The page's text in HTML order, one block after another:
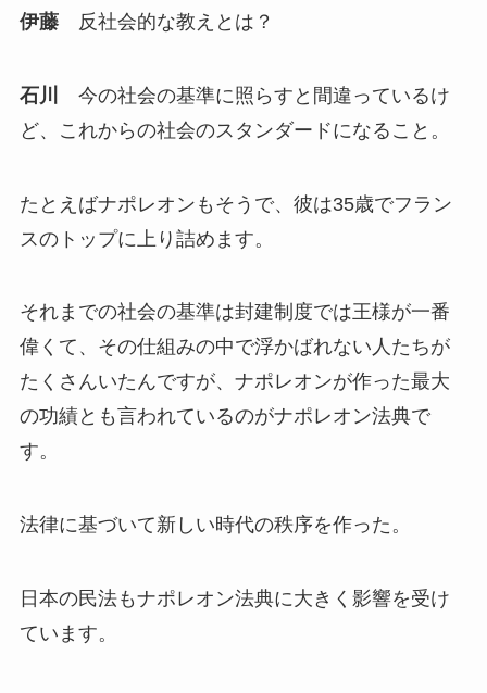
伊藤反社会的な教えとは？
石川
今の社会の基準に照らすと間違っているけ
ど、これからの社会のスタンダードになること。
たとえばナポレオンもそうで、彼は35歳でフラン
スのトップに上り詰めます。
それまでの社会の基準は封建制度では王様が一番
偉くて、その仕組みの中で浮かばれない人たちが
たくさんいたんですが、ナポレオンが作った最大
の功績とも言われているのがナポレオン法典で
す。
法律に基づいて新しい時代の秩序を作った。
日本の民法もナポレオン法典に大きく影響を受け
ています。